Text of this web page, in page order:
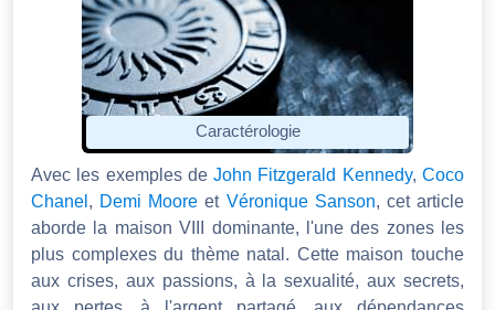
Caractérologie
Avec les exemples deJohn Fitzgerald Kennedy,Coco
Chanel , Demi Moore et Véronique Sanson, cet article
aborde la maison VIII dominante, l'une des zones les
plus complexes du thème natal. Cette maison touche
aux crises, aux passions, à la sexualité, aux secrets,